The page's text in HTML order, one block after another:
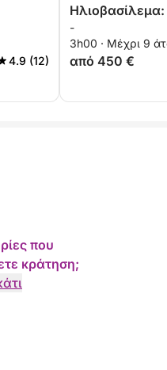
4.9 (12)
στο Λυκόφως
-
3h00 · Μέχρι 9
από 450 €
που
κράτηση;